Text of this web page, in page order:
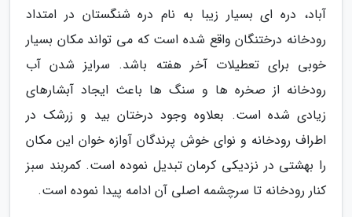
آباد، دره ای بسیار زیبا به نام دره شنگستان در امتداد
رودخانه درختنگان واقع شده است که می تواند مکان بسیار
خوبی برای تعطیلات آخر هفته باشد. سرایز شدن آب
رودخانه از صخره ها و سنگ ها باعث ایجاد آبشارهای
زیادی شده است. بعلاوه وجود درختان بید و زرشک در
اطراف رودخانه و نوای خوش پرندگان آوازه خوان این مکان
را بهشتی در نزدیکی کرمان تبدیل نموده است. کمربند سبز
کنار رودخانه تا سرچشمه اصلی آن ادامه پیدا نموده است.